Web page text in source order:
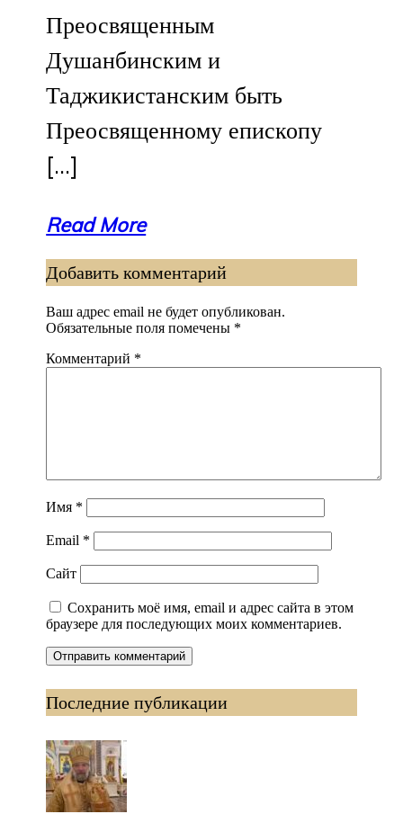
Преосвященным
Душанбинским и
Таджикистанским быть
Преосвященному епископу
[…]
Read More
Добавить комментарий
Ваш адрес email не будет опубликован.
Обязательные поля помечены *
Комментарий *
Имя *
Email *
Сайт
Сохранить моё имя, email и адрес сайта в этом
браузере для последующих моих комментариев.
Последние публикации